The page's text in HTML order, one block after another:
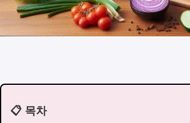
📋 목차